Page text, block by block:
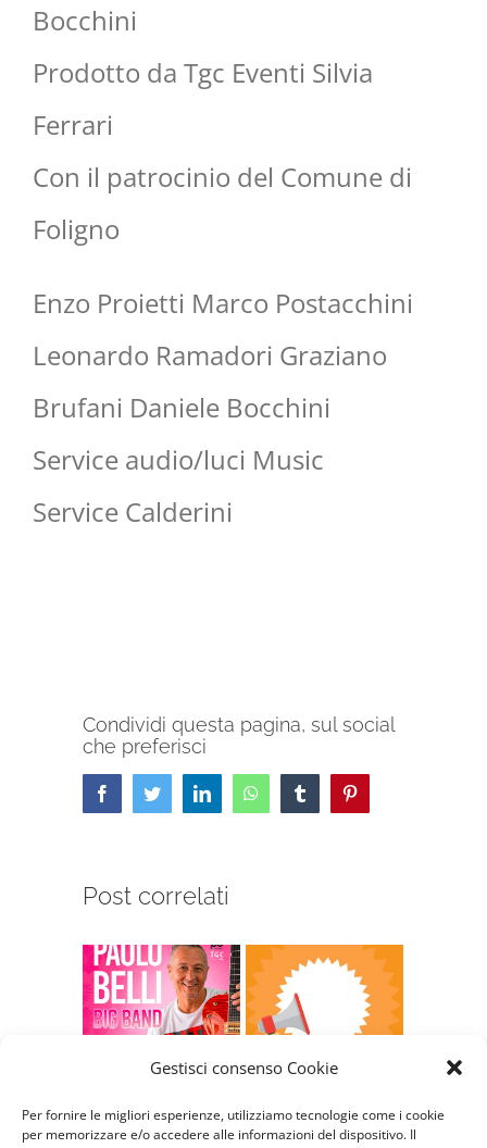
Gestisci consenso Cookie
Per fornire le migliori esperienze, utilizziamo tecnologie come i cookie
per memorizzare e/o accedere alle informazioni del dispositivo. Il
Bocchini
Prodotto da Tgc Eventi Silvia
Ferrari
Con il patrocinio del Comune di
Foligno
Enzo Proietti Marco Postacchini
Leonardo Ramadori Graziano
Brufani Daniele Bocchini
Service audio/luci Music
Service Calderini
Condividi questa pagina, sul social
che preferisci
FacebookTwitterLinkedInWhatsAppTumblr
Post correlati
Band 27 Ottobre
nuove aperture